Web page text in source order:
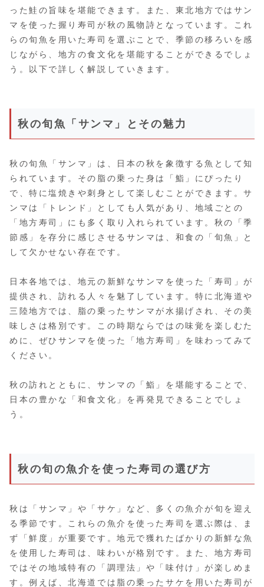
った鮭の旨味を堪能できます。また、東北地方ではサン
マを使った握り寿司が秋の風物詩となっています。これ
らの旬魚を用いた寿司を選ぶことで、季節の移ろいを感
じながら、地方の食文化を堪能することができるでしょ
う。以下で詳しく解説していきます。
秋の旬魚「サンマ」とその魅力
秋の旬魚「サンマ」は、日本の秋を象徴する魚として知
られています。その脂の乗った身は「鮨」にぴったり
で、特に塩焼きや刺身として楽しむことができます。サ
ンマは「トレンド」としても人気があり、地域ごとの
「地方寿司」にも多く取り入れられています。秋の「季
節感」を存分に感じさせるサンマは、和食の「旬魚」と
して欠かせない存在です。
日本各地では、地元の新鮮なサンマを使った「寿司」が
提供され、訪れる人々を魅了しています。特に北海道や
三陸地方では、脂の乗ったサンマが水揚げされ、その美
味しさは格別です。この時期ならではの味覚を楽しむた
めに、ぜひサンマを使った「地方寿司」を味わってみて
ください。
秋の訪れとともに、サンマの「鮨」を堪能することで、
日本の豊かな「和食文化」を再発見できることでしょ
う。
秋の旬の魚介を使った寿司の選び方
秋は「サンマ」や「サケ」など、多くの魚介が旬を迎え
る季節です。これらの魚介を使った寿司を選ぶ際は、ま
ず「鮮度」が重要です。地元で獲れたばかりの新鮮な魚
を使用した寿司は、味わいが格別です。また、地方寿司
ではその地域特有の「調理法」や「味付け」が楽しめま
す。例えば、北海道では脂の乗ったサケを用いた寿司が